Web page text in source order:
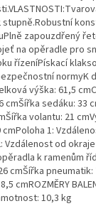
zapouzdřený
na opěradle pro
řízeníPískací
normyK
výška: 61,5
sedáku: 33
volantu: 21
1:
Vzdálenost od
k ramenům
cmŠířka
cmROZMĚRY
10,3 kg